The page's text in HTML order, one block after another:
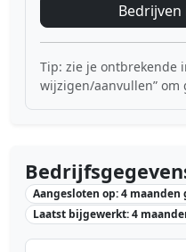
Tip: zie je ontbrekende
wijzigen/aanvullen” om
Aangesloten op: 4 maanden
Laatst bijgewerkt: 4